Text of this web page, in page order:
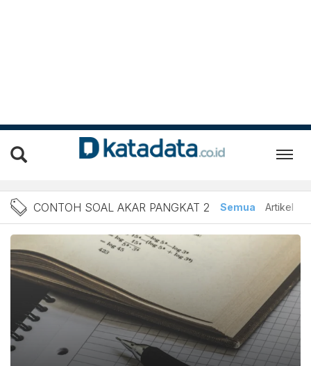
Berita Contoh Soal Akar
CONTOH SOAL AKAR PANGKAT 2 Semua Artikel